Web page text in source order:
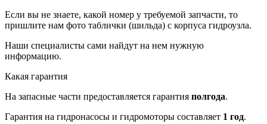
Если вы не знаете, какой номер у требуемой запчасти, то
пришлите нам фото таблички (шильда) с корпуса гидроузла.
Наши специалисты сами найдут на нем нужную
информацию.
Какая гарантия
На запасные части предоставляется гарантия полгода.
Гарантия на гидронасосы и гидромоторы составляет 1 год.